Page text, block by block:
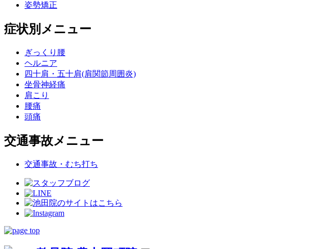
姿勢矯正
症状別メニュー
ぎっくり腰
ヘルニア
四十肩・五十肩(肩関節周囲炎)
坐骨神経痛
肩こり
腰痛
頭痛
交通事故メニュー
交通事故・むち打ち